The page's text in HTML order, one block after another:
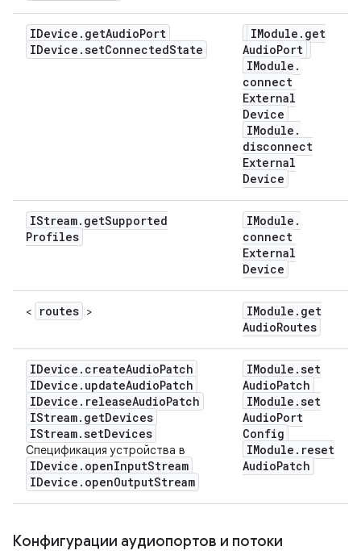
IDevice . getAudioPort
IDevice .setConnectedState
IModule . get
AudioPort
IModule .
connect
External
Device
IModule .
disconnect
External
Device
IStream. getSupported
Profiles
IModule .
connect
External
Device
< routes > IModule . get
AudioRoutes
IDevice . createAudioPatch
IDevice . updateAudioPatch
IDevice . releaseAudioPatch
IStream. getDevices
IStream.setDevices
Спецификация устройства в
IDevice . openInputStream
IDevice . openOutputStream
IModule .set
AudioPatch
IModule .set
AudioPort
Config
IModule . reset
AudioPatch
Конфигурации аудиопортов и потоки